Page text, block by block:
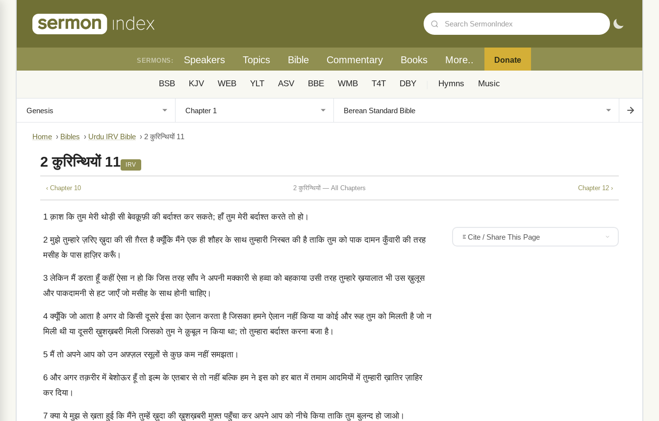
SERMONS: Speakers Topics Bible Commentary Books More.. Donate
BSB KJV WEB YLT ASV BBE WMB T4T DBY Hymns Music
Home › Bibles › Urdu IRV Bible › 2 कुरिन्थियों 11
2 कुरिन्थियों 11 IRV
‹ Chapter 10 2 कुरिन्थियों — All Chapters Chapter 12 ›
1 क़ाश कि तुम मेरी थोड़ी सी बेवक़ूफ़ी की बर्दाश्त कर सकते; हाँ तुम मेरी बर्दाश्त करते तो हो।
2 मुझे तुम्हारे ज़रिए ख़ुदा की सी ग़ैरत है क्यूँकि मैंने एक ही शौहर के साथ तुम्हारी निस्बत की है ताकि तुम को पाक दामन कुँवारी की तरह
मसीह के पास हाज़िर करूँ।
3 लेकिन मैं डरता हूँ कहीं ऐसा न हो कि जिस तरह साँप ने अपनी मक्कारी से हव्वा को बहकाया उसी तरह तुम्हारे ख़यालात भी उस ख़ुलूस
और पाकदामनी से हट जाएँ जो मसीह के साथ होनी चाहिए।
4 क्यूँकि जो आता है अगर वो किसी दूसरे ईसा का ऐलान करता है जिसका हमने ऐलान नहीं किया या कोई और रूह तुम को मिलती है जो न
मिली थी या दूसरी ख़ुशख़बरी मिली जिसको तुम ने क़ुबूल न किया था; तो तुम्हारा बर्दाश्त करना बजा है।
5 मैं तो अपने आप को उन अफ़्ज़ल रसूलों से कुछ कम नहीं समझता।
6 और अगर तक़रीर में बेशोऊर हूँ तो इल्म के एतबार से तो नहीं बल्कि हम ने इस को हर बात में तमाम आदमियों में तुम्हारी ख़ातिर ज़ाहिर
कर दिया।
7 क्या ये मुझ से ख़ता हुई कि मैंने तुम्हें ख़ुदा की ख़ुशख़बरी मुफ़्त पहुँचा कर अपने आप को नीचे किया ताकि तुम बुलन्द हो जाओ।
Cite / Share This Page